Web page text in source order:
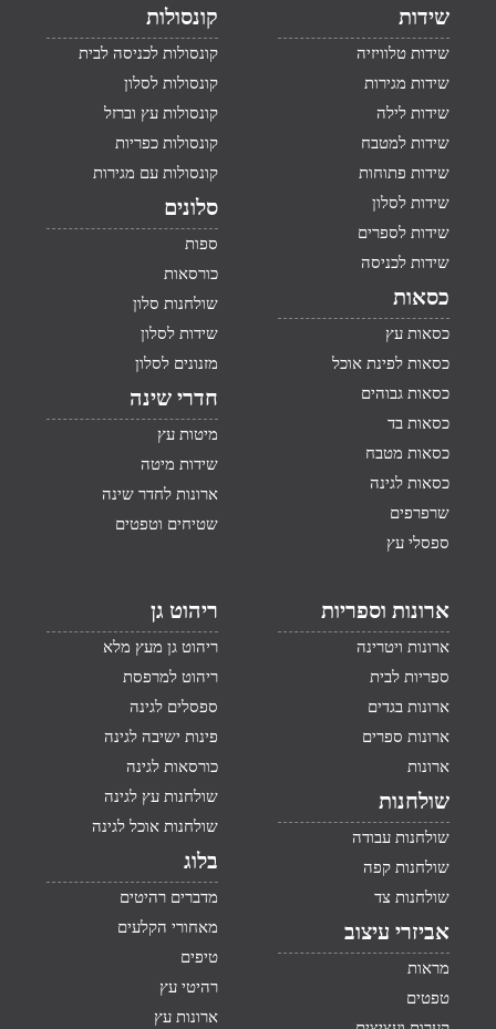
שידות
שידות טלוויזיה
שידות מגירות
שידות לילה
שידות למטבח
שידות פתוחות
שידות לסלון
שידות לספרים
שידות לכניסה
כסאות
כסאות עץ
כסאות לפינת אוכל
כסאות גבוהים
כסאות בד
כסאות מטבח
כסאות לגינה
שרפרפים
ספסלי עץ
קונסולות
קונסולות לכניסה לבית
קונסולות לסלון
קונסולות עץ וברזל
קונסולות כפריות
קונסולות עם מגירות
סלונים
ספות
כורסאות
שולחנות סלון
שידות לסלון
מזנונים לסלון
חדרי שינה
מיטות עץ
שידות מיטה
ארונות לחדר שינה
שטיחים וטפטים
ארונות וספריות
ארונות ויטרינה
ספריות לבית
ארונות בגדים
ארונות ספרים
ארונות
שולחנות
שולחנות עבודה
שולחנות קפה
שולחנות צד
אביזרי עיצוב
מראות
טפטים
ריהוט גן
ריהוט גן מעץ מלא
ריהוט למרפסת
ספסלים לגינה
פינות ישיבה לגינה
כורסאות לגינה
שולחנות עץ לגינה
שולחנות אוכל לגינה
בלוג
מדברים רהיטים
מאחורי הקלעים
טיפים
רהיטי עץ
ארונות עץ